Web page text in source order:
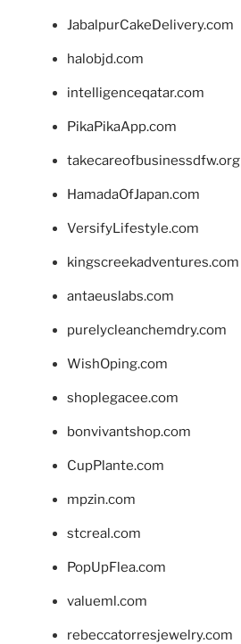
JabalpurCakeDelivery.com
halobjd.com
intelligenceqatar.com
PikaPikaApp.com
takecareofbusinessdfw.org
HamadaOfJapan.com
VersifyLifestyle.com
kingscreekadventures.com
antaeuslabs.com
purelycleanchemdry.com
WishOping.com
shoplegacee.com
bonvivantshop.com
CupPlante.com
mpzin.com
stcreal.com
PopUpFlea.com
valueml.com
rebeccatorresjewelry.com